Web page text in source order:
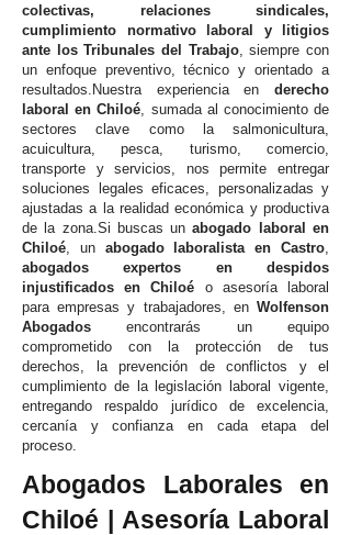
colectivas, relaciones sindicales,
cumplimiento normativo laboral y litigios
ante los Tribunales del Trabajo, siempre con
un enfoque preventivo, técnico y orientado a
resultados.Nuestra experiencia en derecho
laboral en Chiloé, sumada al conocimiento de
sectores clave como la salmonicultura,
acuicultura, pesca, turismo, comercio,
transporte y servicios, nos permite entregar
soluciones legales eficaces, personalizadas y
ajustadas a la realidad económica y productiva
de la zona.Si buscas unabogado laboral en
Chiloé, un abogado laboralista en Castro,
abogados expertos en despidos
injustificados en Chiloé o asesoría laboral
para empresas y trabajadores, en Wolfenson
Abogados encontrarás un equipo
comprometido con la protección de tus
derechos, la prevención de conflictos y el
cumplimiento de la legislación laboral vigente,
entregando respaldo jurídico de excelencia,
cercanía y confianza en cada etapa del
proceso.
Abogados Laborales en
Chiloé | Asesoría Laboral